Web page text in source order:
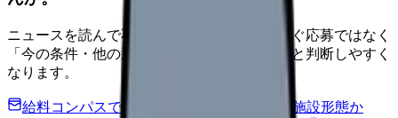
ニュースを読んで不安が強くなった時は、すぐ応募ではなく
「今の条件・他の選択肢・相談先」を分けると判断しやすく
なります。
給料コンパスで比較する
地域・経験年数・施設形態か